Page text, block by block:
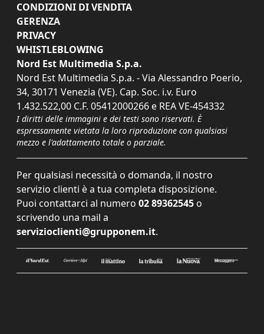
CONDIZIONI DI VENDITA
GERENZA
PRIVACY
WHISTLEBLOWING
Nord Est Multimedia S.p.a.
Nord Est Multimedia S.p.a. - Via Alessandro Poerio,
34, 30171 Venezia (VE). Cap. Soc. i.v. Euro
1.432.522,00 C.F. 05412000266 e REA VE-454332
I diritti delle immagini e dei testi sono riservati. È
espressamente vietata la loro riproduzione con qualsiasi
mezzo e l'adattamento totale o parziale.
Per qualsiasi necessità o domanda, il nostro
servizio clienti è a tua completa disposizione.
Puoi contattarci al numero 02 89362545 o
scrivendo una mail a
servizioclienti@grupponem.it.